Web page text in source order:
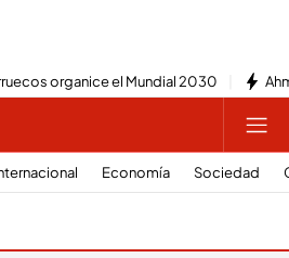
organice el Mundial 2030
Economía Sociedad